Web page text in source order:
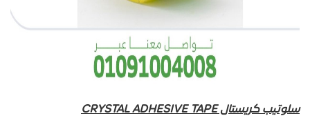
سلوتيب كريستال CRYSTAL ADHESIVE TAPE